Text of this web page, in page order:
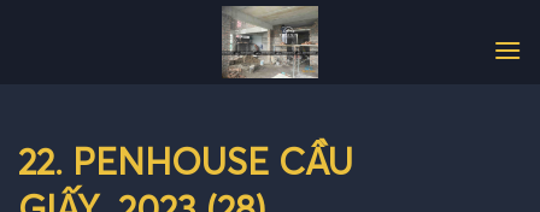
22. PENHOUSE CẦU